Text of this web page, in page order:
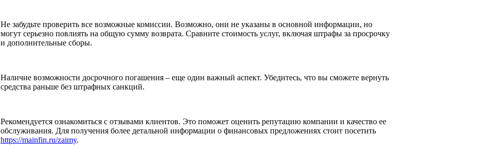
Не забудьте проверить все возможные комиссии. Возможно, они не указаны в основной информации, но
могут серьезно повлиять на общую сумму возврата. Сравните стоимость услуг, включая штрафы за просрочку
и дополнительные сборы.
Наличие возможности досрочного погашения – еще один важный аспект. Убедитесь, что вы сможете вернуть
средства раньше без штрафных санкций.
Рекомендуется ознакомиться с отзывами клиентов. Это поможет оценить репутацию компании и качество ее
обслуживания. Для получения более детальной информации о финансовых предложениях стоит посетить
https://mainfin.ru/zaimy.